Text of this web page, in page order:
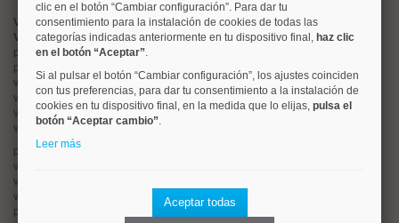
Valorar vivienda online
Vender piso
pisos en chamberí
pisos en
viviendas enargüelles
viviendas entetuán
viviendas encuatro caminos
viviendas en chamartín
pisos en rios rosas
viviendas en
viviendas en
viviendas en
pisos en
clic en el botón “Cambiar configuración”. Para dar tu
consentimiento para la instalación de cookies de todas las
categorías indicadas anteriormente en tu dispositivo final, haz clic
en el botón “Aceptar”.
Si al pulsar el botón “Cambiar configuración”, los ajustes coinciden
con tus preferencias, para dar tu consentimiento a la instalación de
cookies en tu dispositivo final, en la medida que lo elijas, pulsa el
botón “Aceptar cambio”.
Leer más
Aceptar todas